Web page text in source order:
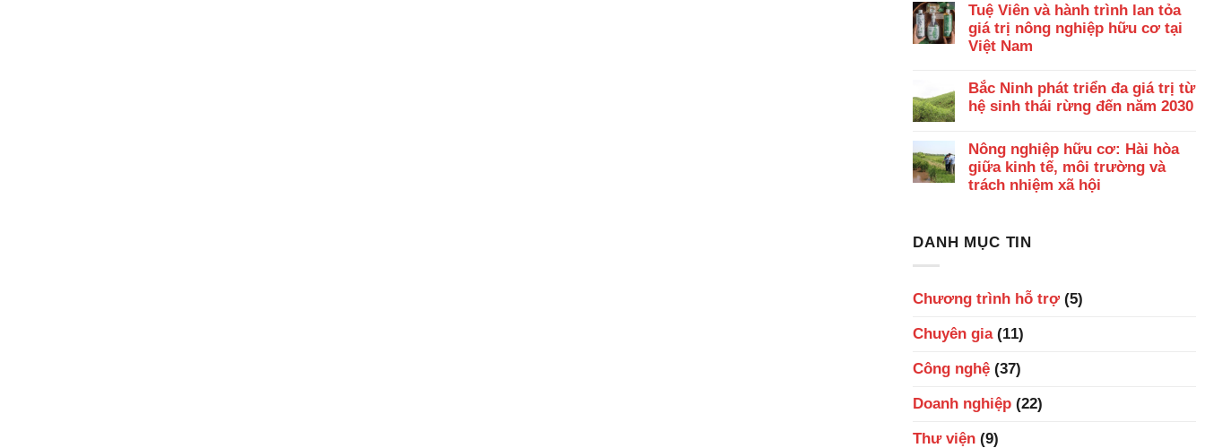
Tuệ Viên và hành trình lan tỏa
giá trị nông nghiệp hữu cơ tại
Việt Nam
Bắc Ninh phát triển đa giá trị từ
hệ sinh thái rừng đến năm 2030
Nông nghiệp hữu cơ: Hài hòa
giữa kinh tế, môi trường và
trách nhiệm xã hội
DANH MỤC TIN
Chương trình hỗ trợ (5)
Chuyên gia(11)
Công nghệ (37)
Doanh nghiệp (22)
Thư viện (9)